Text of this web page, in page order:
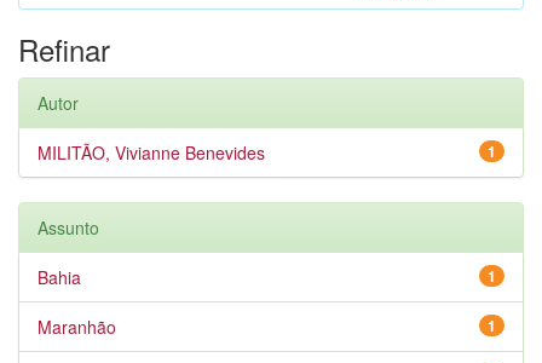
Refinar
Autor
1
MILITÃO, Vivianne Benevides
Assunto
1
Bahia
1
Maranhão